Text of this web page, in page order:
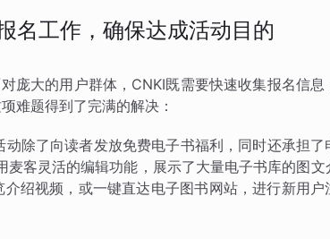
名工作，确保达成活动目的
庞大的用户群体，CNKI既需要快速收集报名信息
难题得到了完满的解决：
除了向读者发放免费电子书福利，同时还承担了
客灵活的编辑功能，展示了大量电子书库的图文
绍视频，或一键直达电子图书网站，进行新用户